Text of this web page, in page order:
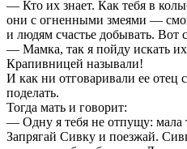
— Кто их знает. Как тебя в
они с огненными змеями —
и людям счастье добывать.
— Мамка, так я пойду искать
Крапивницей называли!
И как ни отговаривали ее
поделать.
Тогда мать и говорит:
— Одну я тебя не отпущу: мала
Запрягай Сивку и поезжай.